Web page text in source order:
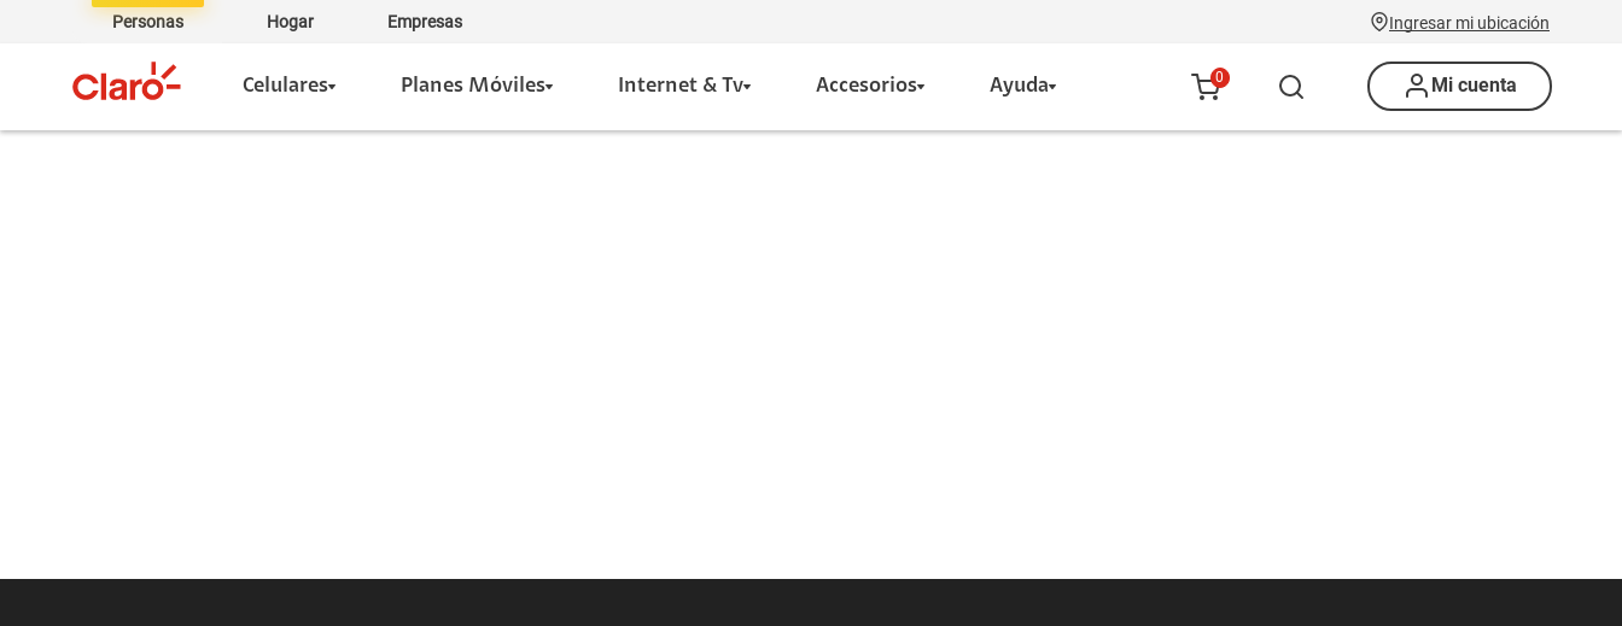
Personas Hogar Empresas Ingresar mi ubicación
Celulares Planes Móviles Internet & Tv Accesorios Ayuda 0 Mi cuenta